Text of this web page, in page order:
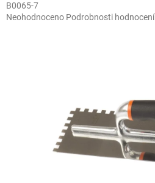
B0065-7
Průměrné
Neohodnoceno Podrobnosti hodnocení